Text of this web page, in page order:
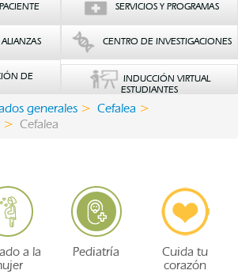
SERVICIOS Y PROGRAMAS
CENTRO DE INVESTIGACIONES
DE
INDUCCIÓN VIRTUAL
ESTUDIANTES
generales
Cefalea
Cefalea
a la
Pediatría
Cuida tu
corazón